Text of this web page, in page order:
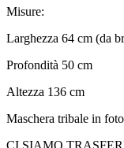
Misure:
Larghezza 64 cm (da
Profondità 50 cm
Altezza 136 cm
Maschera tribale in
CI SIAMO